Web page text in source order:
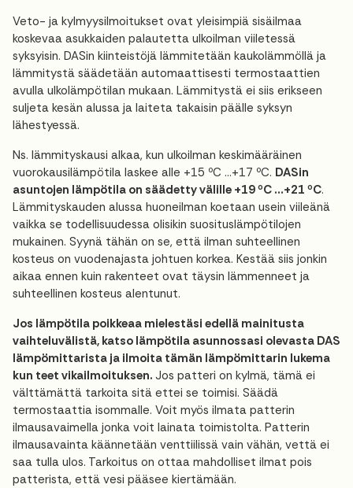
Veto- ja kylmyysilmoitukset ovat yleisimpiä sisäilmaa
koskevaa asukkaiden palautetta ulkoilman viiletessä
syksyisin. DASin kiinteistöjä lämmitetään kaukolämmöllä ja
lämmitystä säädetään automaattisesti termostaattien
avulla ulkolämpötilan mukaan. Lämmitystä ei siis erikseen
suljeta kesän alussa ja laiteta takaisin päälle syksyn
lähestyessä.
Ns. lämmityskausi alkaa, kun ulkoilman keskimääräinen
vuorokausilämpötila laskee alle +15 ºC …+17 ºC. DASin
asuntojen lämpötila on säädetty välille +19 ºC …+21 ºC.
Lämmityskauden alussa huoneilman koetaan usein viileänä
vaikka se todellisuudessa olisikin suosituslämpötilojen
mukainen. Syynä tähän on se, että ilman suhteellinen
kosteus on vuodenajasta johtuen korkea. Kestää siis jonkin
aikaa ennen kuin rakenteet ovat täysin lämmenneet ja
suhteellinen kosteus alentunut.
Jos lämpötila poikkeaa mielestäsi edellä mainitusta
vaihteluvälistä, katso lämpötila asunnossasi olevasta DAS
lämpömittarista ja ilmoita tämän lämpömittarin lukema
kun teet vikailmoituksen. Jos patteri on kylmä, tämä ei
välttämättä tarkoita sitä ettei se toimisi. Säädä
termostaattia isommalle. Voit myös ilmata patterin
ilmausavaimella jonka voit lainata toimistolta. Patterin
ilmausavainta käännetään venttiilissä vain vähän, vettä ei
saa tulla ulos. Tarkoitus on ottaa mahdolliset ilmat pois
patterista, että vesi pääsee kiertämään.